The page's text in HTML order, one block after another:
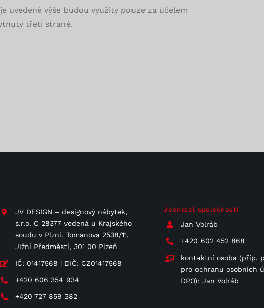
uvedené výše budou využity pouze za účelem
třetí straně.
JV DESIGN – designový nábytek,
s.r.o. C 28377 vedená u Krajského
soudu v Plzni. Tomanova 2538/11,
Jižní Předměstí, 301 00 Plzeň
IČ: 01417568 | DIČ: CZ01417568
+420 606 354 934
+420 727 859 382
Jednatel společnosti
Jan Volráb
+420 602 452 868
kontaktní osoba (příp.
pro ochranu osobních
DPO): Jan Volráb